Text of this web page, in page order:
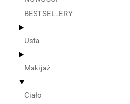
BESTSELLERY
Usta
Makijaż
Ciało